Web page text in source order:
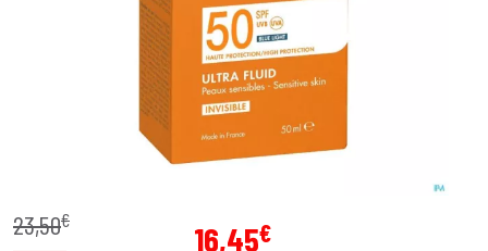
23,50€
16,45€